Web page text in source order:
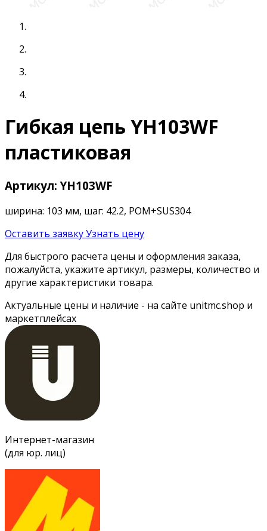
Гибкая цепь YH103WF
пластиковая
Артикул: YH103WF
ширина: 103 мм, шаг: 42.2, POM+SUS304
Оставить заявкуУзнать цену
Для быстрого расчета цены и оформления заказа,
пожалуйста, укажите артикул, размеры, количество и
другие характеристики товара.
Актуальные цены и наличие - на сайте unitmc.shop и
маркетплейсах
Интернет-магазин
(для юр. лиц)